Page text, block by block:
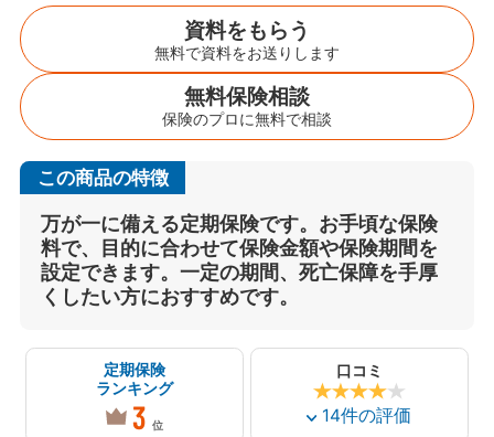
資料をもらう
無料で資料をお送りします
無料保険相談
保険のプロに無料で相談
この商品の特徴
万が一に備える定期保険です。お手頃な保険
料で、目的に合わせて保険金額や保険期間を
設定できます。一定の期間、死亡保障を手厚
くしたい方におすすめです。
定期保険
ランキング
3
口コミ
14件の評価